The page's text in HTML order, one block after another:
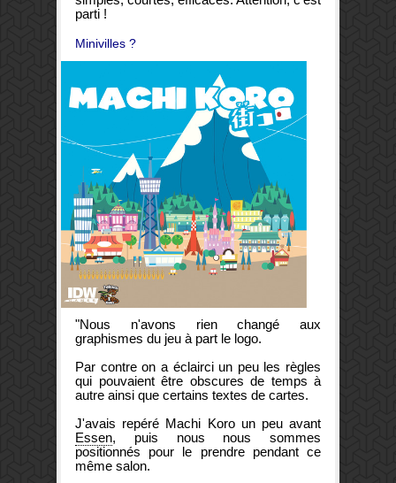
parti !
Minivilles ?
"Nous n'avons rien changé aux
graphismes du jeu à part le logo.
Par contre on a éclairci un peu les règles
qui pouvaient être obscures de temps à
autre ainsi que certains textes de cartes.
J'avais repéré Machi Koro un peu avant
Essen, puis nous nous sommes
positionnés pour le prendre pendant ce
même salon.